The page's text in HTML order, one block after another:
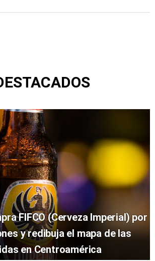
FIFCO (Cerveza Imperial) por
y redibuja el mapa de las
en Centroamérica